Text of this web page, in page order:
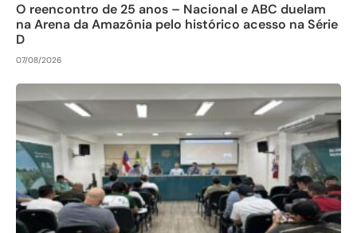
O reencontro de 25 anos – Nacional e ABC duelam
na Arena da Amazônia pelo histórico acesso na Série
D
07/08/2026